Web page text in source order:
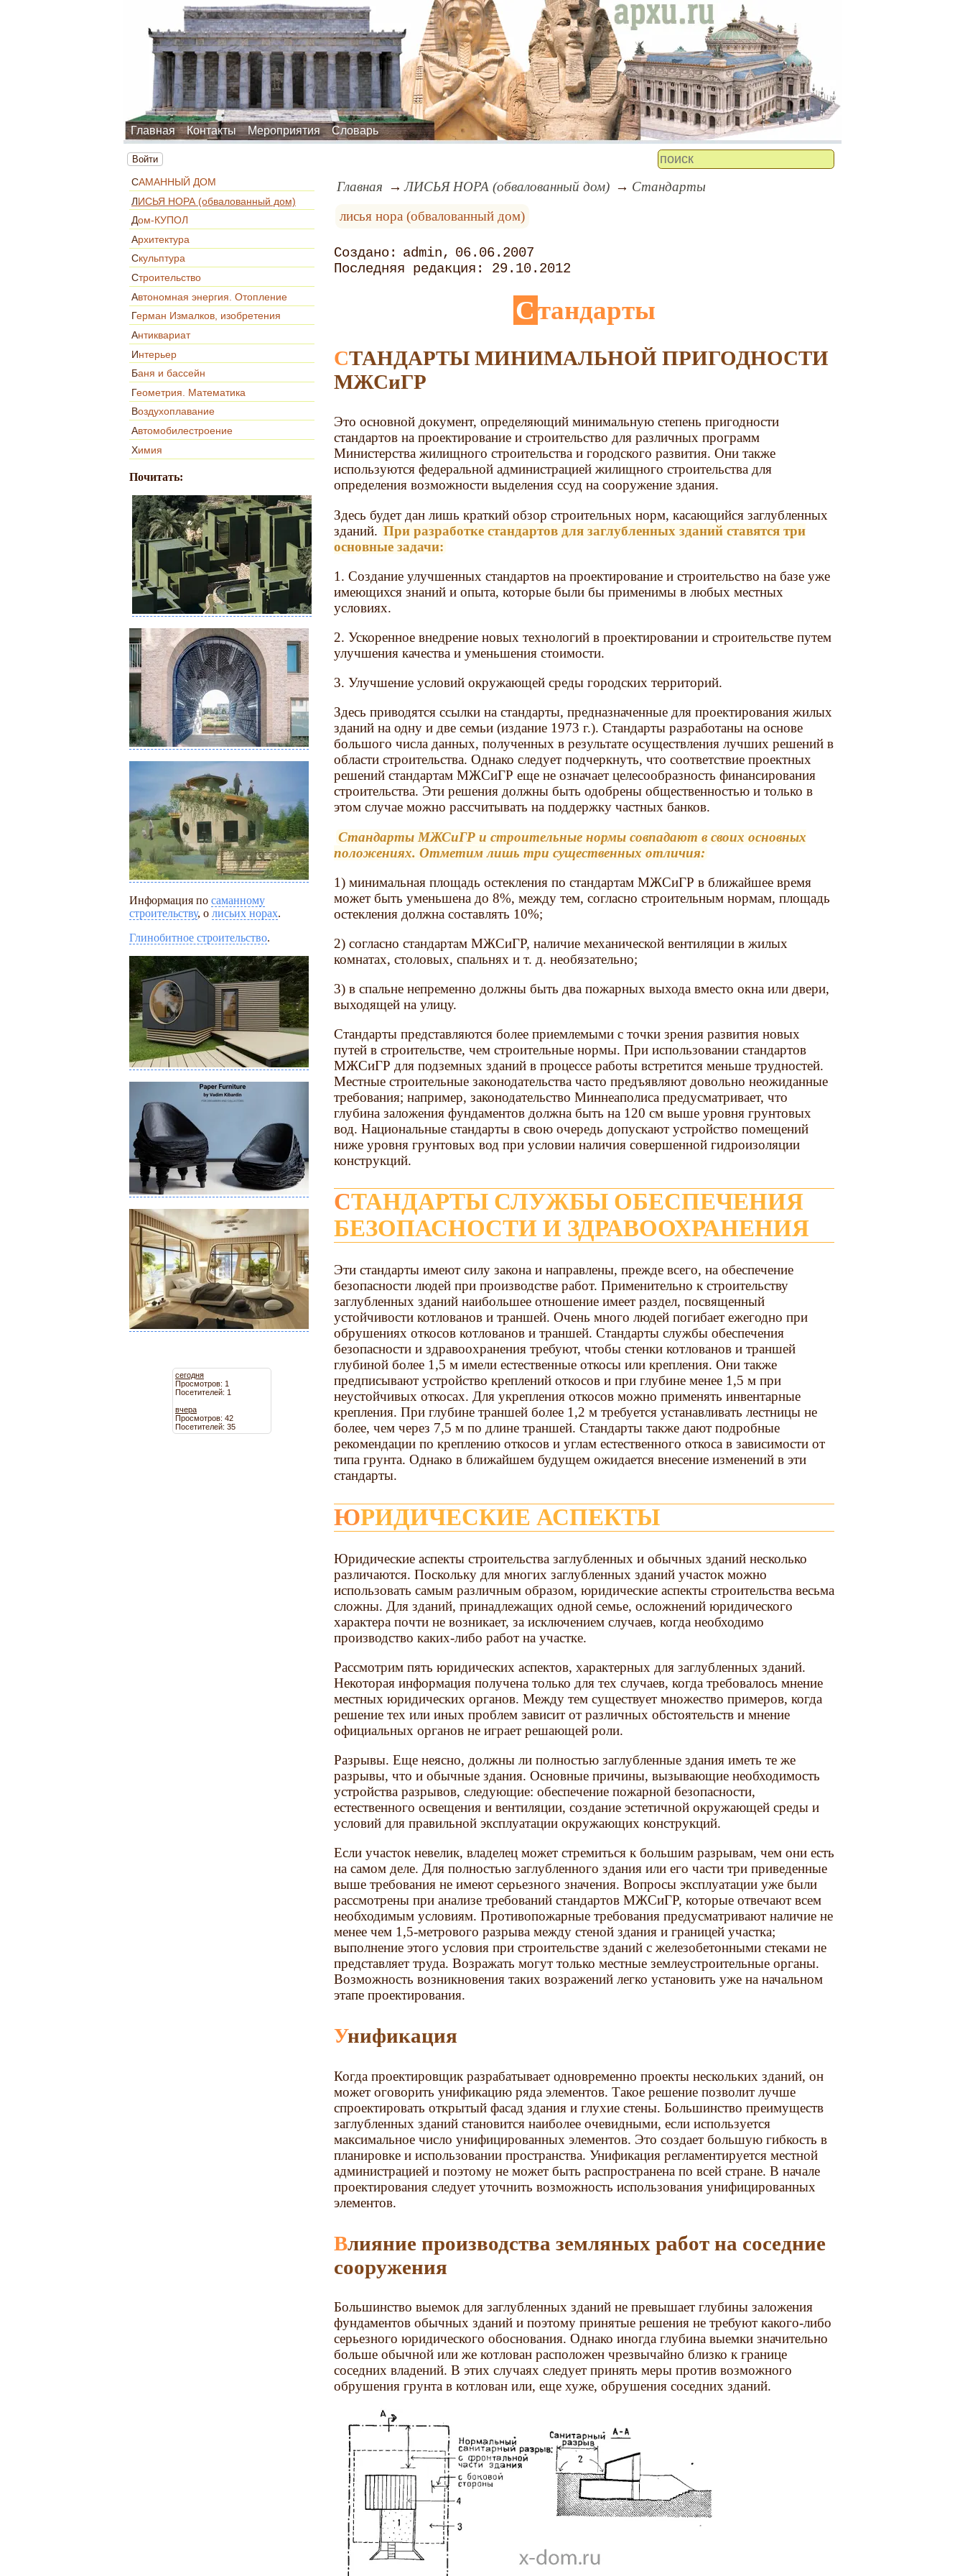
Главная Контакты Мероприятия Словарь
Войти
САМАННЫЙ ДОМ
ЛИСЬЯ НОРА (обвалованный дом)
Дом-КУПОЛ
Архитектура
Скульптура
Строительство
Автономная энергия. Отопление
Герман Измалков, изобретения
Антиквариат
Интерьер
Баня и бассейн
Геометрия. Математика
Воздухоплавание
Автомобилестроение
Химия
Почитать:
Информация по саманному
строительству, о лисьих норах.
Глинобитное строительство.
сегодня
Просмотров: 1
Посетителей: 1
вчера
Просмотров: 42
Посетителей: 35
Главная ЛИСЬЯ НОРА (обвалованный дом)
Стандарты
лисья нора (обвалованный дом)
admin
06.06.2007
29.10.2012
Стандарты
СТАНДАРТЫ МИНИМАЛЬНОЙ ПРИГОДНОСТИ
МЖСиГР
Это основной документ, определяющий минимальную степень пригодности
стандартов на проектирование и строительство для различных программ
Министерства жилищного строительства и городского развития. Они также
используются федеральной администрацией жилищного строительства для
определения возможности выделения ссуд на сооружение здания.
Здесь будет дан лишь краткий обзор строительных норм, касающийся заглубленных
зданий. При разработке стандартов для заглубленных зданий ставятся три
основные задачи:
1. Создание улучшенных стандартов на проектирование и строительство на базе уже
имеющихся знаний и опыта, которые были бы применимы в любых местных
условиях.
2. Ускоренное внедрение новых технологий в проектировании и строительстве путем
улучшения качества и уменьшения стоимости.
3. Улучшение условий окружающей среды городских территорий.
Здесь приводятся ссылки на стандарты, предназначенные для проектирования жилых
зданий на одну и две семьи (издание 1973 г.). Стандарты разработаны на основе
большого числа данных, полученных в результате осуществления лучших решений в
области строительства. Однако следует подчеркнуть, что соответствие проектных
решений стандартам МЖСиГР еще не означает целесообразность финансирования
строительства. Эти решения должны быть одобрены общественностью и только в
этом случае можно рассчитывать на поддержку частных банков.
Стандарты МЖСиГР и строительные нормы совпадают в своих основных
положениях. Отметим лишь три существенных отличия:
1) минимальная площадь остекления по стандартам МЖСиГР в ближайшее время
может быть уменьшена до 8%, между тем, согласно строительным нормам, площадь
остекления должна составлять 10%;
2) согласно стандартам МЖСиГР, наличие механической вентиляции в жилых
комнатах, столовых, спальнях и т. д. необязательно;
3) в спальне непременно должны быть два пожарных выхода вместо окна или двери,
выходящей на улицу.
Стандарты представляются более приемлемыми с точки зрения развития новых
путей в строительстве, чем строительные нормы. При использовании стандартов
МЖСиГР для подземных зданий в процессе работы встретится меньше трудностей.
Местные строительные законодательства часто предъявляют довольно неожиданные
требования; например, законодательство Миннеаполиса предусматривает, что
глубина заложения фундаментов должна быть на 120 см выше уровня грунтовых
вод. Национальные стандарты в свою очередь допускают устройство помещений
ниже уровня грунтовых вод при условии наличия совершенной гидроизоляции
конструкций.
СТАНДАРТЫ СЛУЖБЫ ОБЕСПЕЧЕНИЯ
БЕЗОПАСНОСТИ И ЗДРАВООХРАНЕНИЯ
Эти стандарты имеют силу закона и направлены, прежде всего, на обеспечение
безопасности людей при производстве работ. Применительно к строительству
заглубленных зданий наибольшее отношение имеет раздел, посвященный
устойчивости котлованов и траншей. Очень много людей погибает ежегодно при
обрушениях откосов котлованов и траншей. Стандарты службы обеспечения
безопасности и здравоохранения требуют, чтобы стенки котлованов и траншей
глубиной более 1,5 м имели естественные откосы или крепления. Они также
предписывают устройство креплений откосов и при глубине менее 1,5 м при
неустойчивых откосах. Для укрепления откосов можно применять инвентарные
крепления. При глубине траншей более 1,2 м требуется устанавливать лестницы не
более, чем через 7,5 м по длине траншей. Стандарты также дают подробные
рекомендации по креплению откосов и углам естественного откоса в зависимости от
типа грунта. Однако в ближайшем будущем ожидается внесение изменений в эти
стандарты.
ЮРИДИЧЕСКИЕ АСПЕКТЫ
Юридические аспекты строительства заглубленных и обычных зданий несколько
различаются. Поскольку для многих заглубленных зданий участок можно
использовать самым различным образом, юридические аспекты строительства весьма
сложны. Для зданий, принадлежащих одной семье, осложнений юридического
характера почти не возникает, за исключением случаев, когда необходимо
производство каких-либо работ на участке.
Рассмотрим пять юридических аспектов, характерных для заглубленных зданий.
Некоторая информация получена только для тех случаев, когда требовалось мнение
местных юридических органов. Между тем существует множество примеров, когда
решение тех или иных проблем зависит от различных обстоятельств и мнение
официальных органов не играет решающей роли.
Разрывы. Еще неясно, должны ли полностью заглубленные здания иметь те же
разрывы, что и обычные здания. Основные причины, вызывающие необходимость
устройства разрывов, следующие: обеспечение пожарной безопасности,
естественного освещения и вентиляции, создание эстетичной окружающей среды и
условий для правильной эксплуатации окружающих конструкций.
Если участок невелик, владелец может стремиться к большим разрывам, чем они есть
на самом деле. Для полностью заглубленного здания или его части три приведенные
выше требования не имеют серьезного значения. Вопросы эксплуатации уже были
рассмотрены при анализе требований стандартов МЖСиГР, которые отвечают всем
необходимым условиям. Противопожарные требования предусматривают наличие не
менее чем 1,5-метрового разрыва между стеной здания и границей участка;
выполнение этого условия при строительстве зданий с железобетонными стеками не
представляет труда. Возражать могут только местные землеустроительные органы.
Возможность возникновения таких возражений легко установить уже на начальном
этапе проектирования.
Унификация
Когда проектировщик разрабатывает одновременно проекты нескольких зданий, он
может оговорить унификацию ряда элементов. Такое решение позволит лучше
спроектировать открытый фасад здания и глухие стены. Большинство преимуществ
заглубленных зданий становится наиболее очевидными, если используется
максимальное число унифицированных элементов. Это создает большую гибкость в
планировке и использовании пространства. Унификация регламентируется местной
администрацией и поэтому не может быть распространена по всей стране. В начале
проектирования следует уточнить возможность использования унифицированных
элементов.
Влияние производства земляных работ на соседние
сооружения
Большинство выемок для заглубленных зданий не превышает глубины заложения
фундаментов обычных зданий и поэтому принятые решения не требуют какого-либо
серьезного юридического обоснования. Однако иногда глубина выемки значительно
больше обычной или же котлован расположен чрезвычайно близко к границе
соседних владений. В этих случаях следует принять меры против возможного
обрушения грунта в котлован или, еще хуже, обрушения соседних зданий.